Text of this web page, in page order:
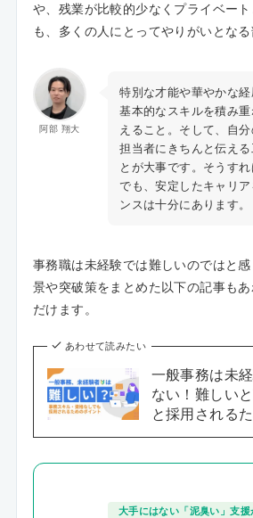
や、残業が比較的少なくプライベー
も、多くの人にとってやりがいとなる
阿部 翔大
特別な才能や華やかな経
基本的なスキルを積み
えること。そして、自
担当者にきちんと伝える
とが大事です。そうす
でも、安定したキャリ
ンスは十分にあります。
事務職は未経験では難しいのではと
景や突破策をまとめた以下の記事も
だけます。
あわせて読みたい
一般事務は未
ない！難しい
と採用される
大手にはない「泥臭い」支援